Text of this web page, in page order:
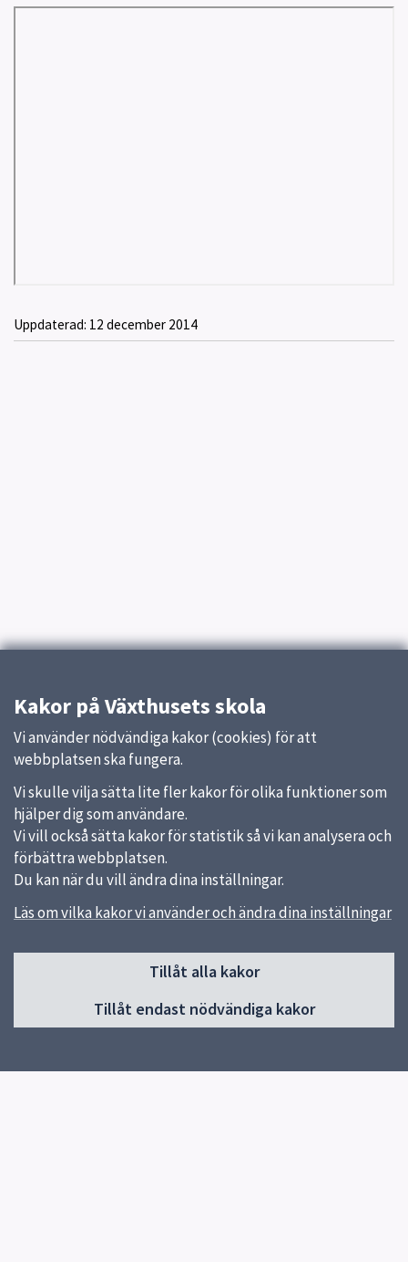
Uppdaterad: 12 december 2014
Kakor på Växthusets skola
Vi använder nödvändiga kakor (cookies) för att
webbplatsen ska fungera.
Vi skulle vilja sätta lite fler kakor för olika funktioner som
hjälper dig som användare.
Vi vill också sätta kakor för statistik så vi kan analysera och
förbättra webbplatsen.
Du kan när du vill ändra dina inställningar.
Läs om vilka kakor vi använder och ändra dina inställningar
Tillåt alla kakor
Tillåt endast nödvändiga kakor